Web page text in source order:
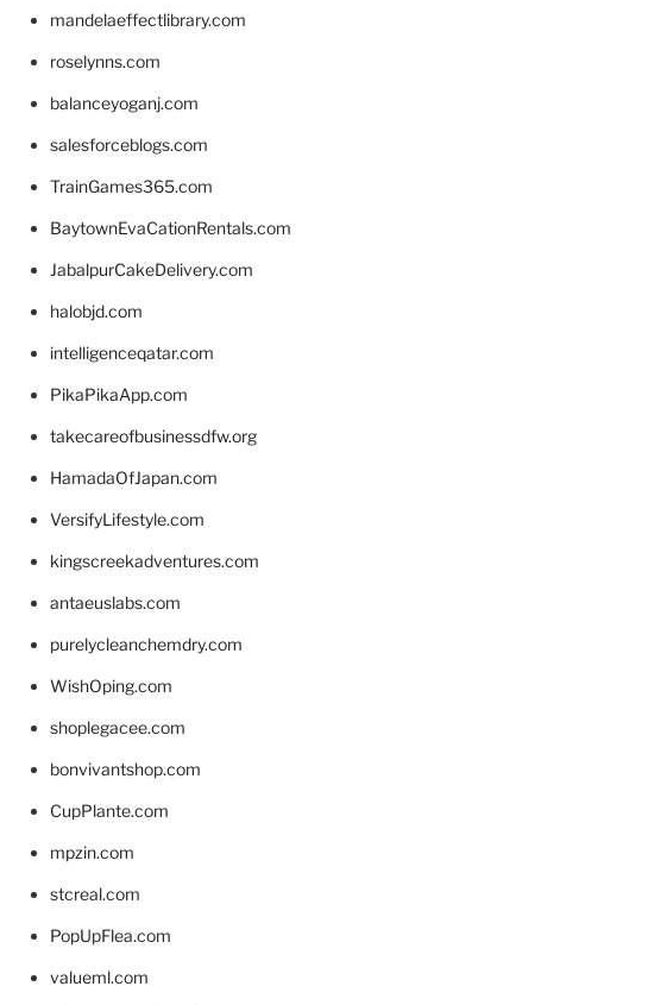
mandelaeffectlibrary.com
roselynns.com
balanceyoganj.com
salesforceblogs.com
TrainGames365.com
BaytownEvaCationRentals.com
JabalpurCakeDelivery.com
halobjd.com
intelligenceqatar.com
PikaPikaApp.com
takecareofbusinessdfw.org
HamadaOfJapan.com
VersifyLifestyle.com
kingscreekadventures.com
antaeuslabs.com
purelycleanchemdry.com
WishOping.com
shoplegacee.com
bonvivantshop.com
CupPlante.com
mpzin.com
stcreal.com
PopUpFlea.com
valueml.com